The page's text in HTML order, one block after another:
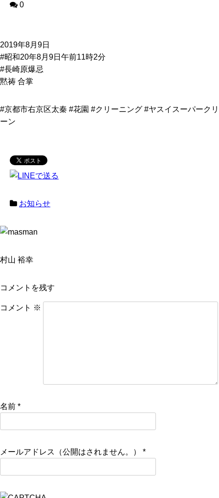
0
2019年8月9日
#昭和20年8月9日午前11時2分
#長崎原爆忌
黙祷 合掌
#京都市右京区太秦 #花園 #クリーニング #ヤスイスーパークリ
ーン
お知らせ
村山 裕幸
コメントを残す
コメント ※
名前 *
メールアドレス（公開はされません。） *